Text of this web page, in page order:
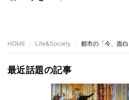
HOME Life&Society 都市の「今、面
最近話題の記事